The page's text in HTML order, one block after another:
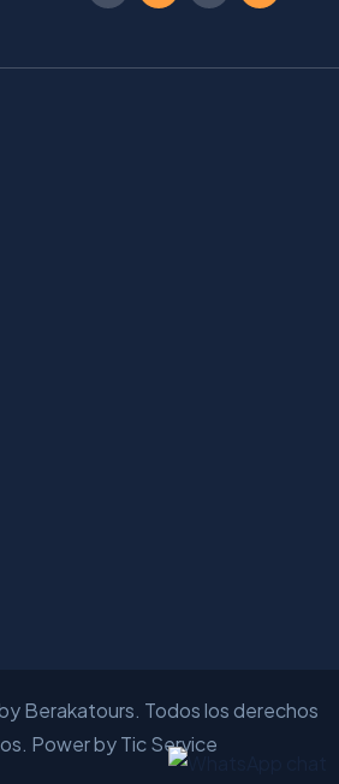
Berakatours. Todos los derechos
Power by Tic Service